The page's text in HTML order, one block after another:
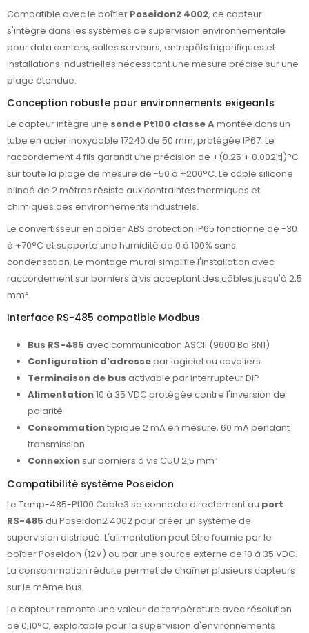
Compatible avec le boîtier Poseidon2 4002, ce capteur
s'intègre dans les systèmes de supervision environnementale
pour data centers, salles serveurs, entrepôts frigorifiques et
installations industrielles nécessitant une mesure précise sur une
plage étendue.
Conception robuste pour environnements exigeants
Le capteur intègre une sonde Pt100 classe Amontée dans un
tube en acier inoxydable 17240 de 50 mm, protégée IP67. Le
raccordement 4 fils garantit une précision de ±(0.25 + 0.002|t|)°C
sur toute la plage de mesure de -50 à +200°C. Le câble silicone
blindé de 2 mètres résiste aux contraintes thermiques et
chimiques des environnements industriels.
Le convertisseur en boîtier ABS protection IP65 fonctionne de -30
à +70°C et supporte une humidité de 0 à 100% sans
condensation. Le montage mural simplifie l'installation avec
raccordement sur borniers à vis acceptant des câbles jusqu'à 2,5
mm².
Interface RS-485 compatible Modbus
Bus RS-485 avec communication ASCII (9600 Bd 8N1)
Configuration d'adressepar logiciel ou cavaliers
Terminaison de bus activable par interrupteur DIP
Alimentation10 à 35 VDC protégée contre l'inversion de
polarité
Consommationtypique 2 mA en mesure, 60 mA pendant
transmission
Connexionsur borniers à vis CUU 2,5 mm²
Compatibilité système Poseidon
Le Temp-485-Pt100 Cable3 se connecte directement au port
RS-485 du Poseidon2 4002 pour créer un système de
supervision distribué. L'alimentation peut être fournie par le
boîtier Poseidon (12V) ou par une source externe de 10 à 35 VDC.
La consommation réduite permet de chaîner plusieurs capteurs
sur le même bus.
Le capteur remonte une valeur de température avec résolution
de 0,10°C, exploitable pour la supervision d'environnements